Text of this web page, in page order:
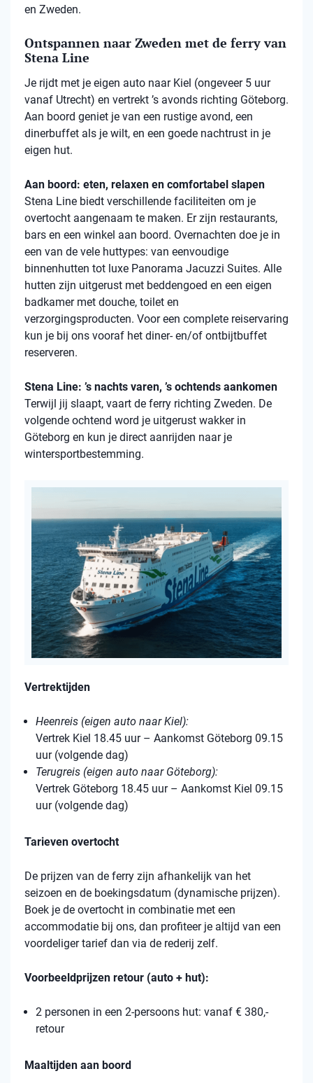
en Zweden.
Ontspannen naar Zweden met de ferry van
Stena Line
Je rijdt met je eigen auto naar Kiel (ongeveer 5 uur
vanaf Utrecht) en vertrekt ’s avonds richting Göteborg.
Aan boord geniet je van een rustige avond, een
dinerbuffet als je wilt, en een goede nachtrust in je
eigen hut.
Aan boord: eten, relaxen en comfortabel slapen
Stena Line biedt verschillende faciliteiten om je
overtocht aangenaam te maken. Er zijn restaurants,
bars en een winkel aan boord. Overnachten doe je in
een van de vele huttypes: van eenvoudige
binnenhutten tot luxe Panorama Jacuzzi Suites. Alle
hutten zijn uitgerust met beddengoed en een eigen
badkamer met douche, toilet en
verzorgingsproducten. Voor een complete reiservaring
kun je bij ons vooraf het diner- en/of ontbijtbuffet
reserveren.
Stena Line: ’s nachts varen, ’s ochtends aankomen
Terwijl jij slaapt, vaart de ferry richting Zweden. De
volgende ochtend word je uitgerust wakker in
Göteborg en kun je direct aanrijden naar je
wintersportbestemming.
Vertrektijden
Heenreis (eigen auto naar Kiel):
Vertrek Kiel 18.45 uur – Aankomst Göteborg 09.15
uur (volgende dag)
Terugreis (eigen auto naar Göteborg):
Vertrek Göteborg 18.45 uur – Aankomst Kiel 09.15
uur (volgende dag)
Tarieven overtocht
De prijzen van de ferry zijn afhankelijk van het
seizoen en de boekingsdatum (dynamische prijzen).
Boek je de overtocht in combinatie met een
accommodatie bij ons, dan profiteer je altijd van een
voordeliger tarief dan via de rederij zelf.
Voorbeeldprijzen retour (auto + hut):
2 personen in een 2-persoons hut: vanaf € 380,-
retour
Maaltijden aan boord